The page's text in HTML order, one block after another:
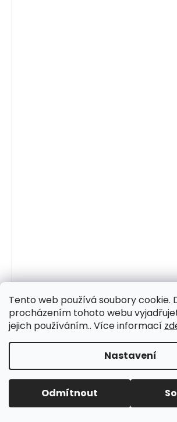
Tento web používá soubory cookie.
procházením tohoto webu
jejich používáním.. Více informací
Nastavení
Odmítnout
Hnědé boty na podpatku s řemínky
Skladem
1 099 Kč
DETAIL